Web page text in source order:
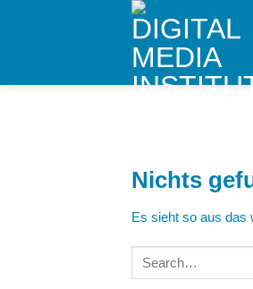
Nichts
Es sieht so aus das